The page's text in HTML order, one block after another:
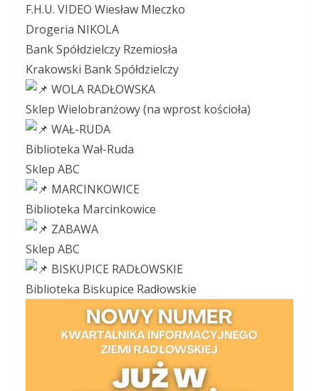
F.H.U. VIDEO Wiesław Mleczko
Drogeria NIKOLA
Bank Spółdzielczy Rzemiosła
Krakowski Bank Spółdzielczy
WOLA RADŁOWSKA
Sklep Wielobranżowy (na wprost kościoła)
WAŁ-RUDA
Biblioteka Wał-Ruda
Sklep ABC
MARCINKOWICE
Biblioteka Marcinkowice
ZABAWA
Sklep ABC
BISKUPICE RADŁOWSKIE
Biblioteka Biskupice Radłowskie